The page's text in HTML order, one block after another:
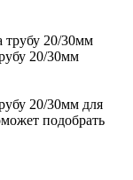
20/30мм
20/30мм для
подобрать